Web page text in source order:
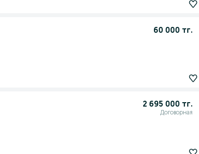
60 000 тг.
2 695 000 тг.
Договорная